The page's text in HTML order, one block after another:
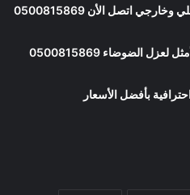
اتصل الأن 0500815869
الضوضاء 0500815869
بأفضل الأسعار